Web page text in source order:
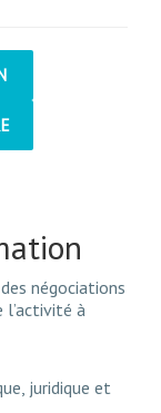
négociations
à
juridique et